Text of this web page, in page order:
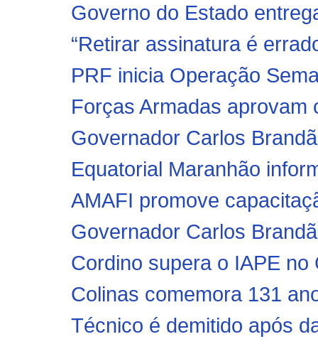
Governo do Estado
“Retirar assinatura é
PRF inicia Operação
Forças Armadas aprovam
Governador Carlos
Equatorial Maranhão
AMAFI promove
Governador Carlos
Cordino supera o IAPE
Colinas comemora 131
Técnico é demitido após